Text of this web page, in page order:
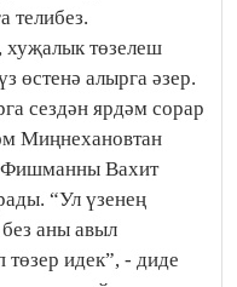
телибез.
хуҗалык төзелеш
өстенә алырга әзер.
сездән ярдәм сорар
Миңнехановтан
Фишманны Вахит
“Ул үзенең
аны авыл
идек”, - диде